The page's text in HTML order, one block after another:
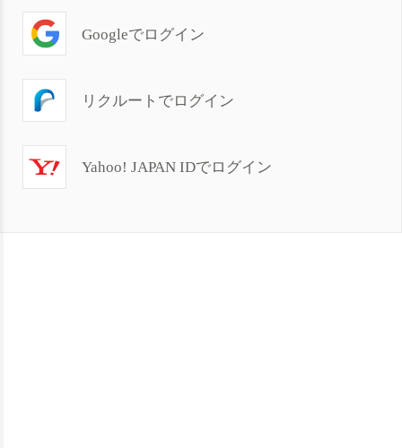
Googleでログイン
リクルートでログイン
Yahoo! JAPAN IDでログイン